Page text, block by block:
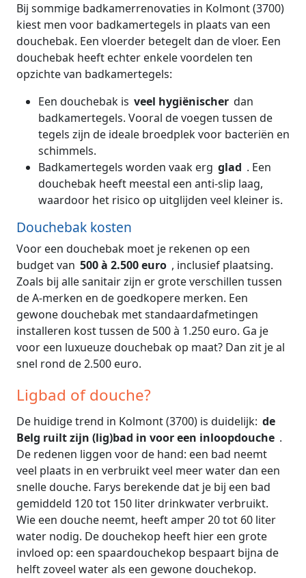
Bij sommige badkamerrenovaties in Kolmont (3700)
kiest men voor badkamertegels in plaats van een
douchebak. Een vloerder betegelt dan de vloer. Een
douchebak heeft echter enkele voordelen ten
opzichte van badkamertegels:
Een douchebak is veel hygiënischer dan
badkamertegels. Vooral de voegen tussen de
tegels zijn de ideale broedplek voor bacteriën en
schimmels.
Badkamertegels worden vaak erg glad . Een
douchebak heeft meestal een anti-slip laag,
waardoor het risico op uitglijden veel kleiner is.
Douchebak kosten
Voor een douchebak moet je rekenen op een
budget van 500 à 2.500 euro , inclusief plaatsing.
Zoals bij alle sanitair zijn er grote verschillen tussen
de A-merken en de goedkopere merken. Een
gewone douchebak met standaardafmetingen
installeren kost tussen de 500 à 1.250 euro. Ga je
voor een luxueuze douchebak op maat? Dan zit je al
snel rond de 2.500 euro.
Ligbad of douche?
De huidige trend in Kolmont (3700) is duidelijk: de
Belg ruilt zijn (lig)bad in voor een inloopdouche .
De redenen liggen voor de hand: een bad neemt
veel plaats in en verbruikt veel meer water dan een
snelle douche. Farys berekende dat je bij een bad
gemiddeld 120 tot 150 liter drinkwater verbruikt.
Wie een douche neemt, heeft amper 20 tot 60 liter
water nodig. De douchekop heeft hier een grote
invloed op: een spaardouchekop bespaart bijna de
helft zoveel water als een gewone douchekop.